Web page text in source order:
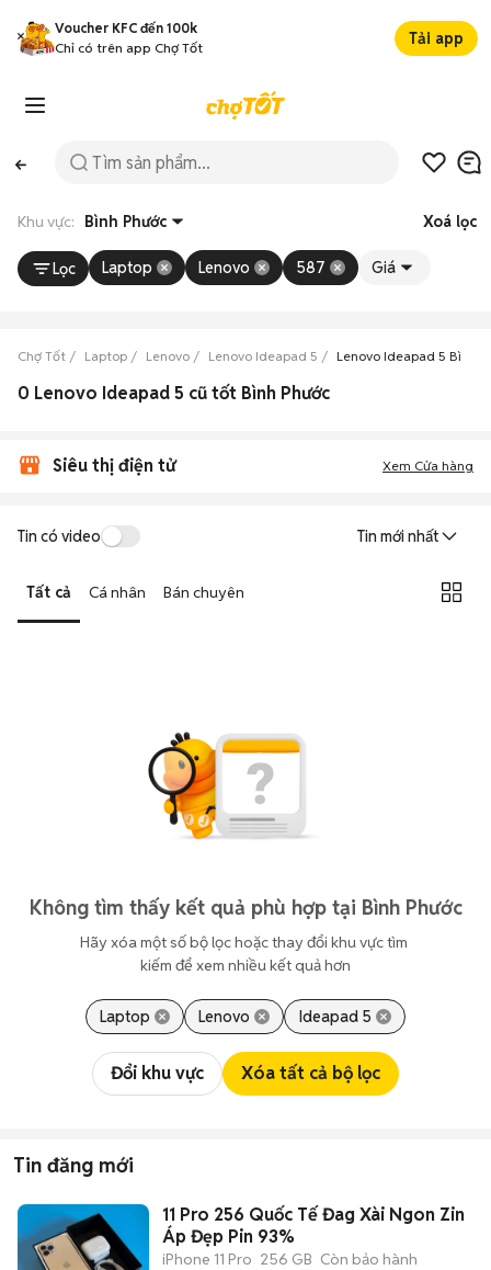
Voucher KFC đến 100k
Chỉ có trên app Chợ Tốt
Tải app
Khu vực: Bình Phước Xoá lọc
Lọc Laptop Lenovo 587 Giá
Chợ Tốt Laptop Lenovo Lenovo Ideapad 5 Lenovo Ideapad 5 Bình
0 Lenovo Ideapad 5 cũ tốt Bình Phước
Siêu thị điện tử Xem Cửa hàng
Tin có video Tin mới nhất
Tất cả Cá nhân Bán chuyên
Không tìm thấy kết quả phù hợp tại Bình Phước
Hãy xóa một số bộ lọc hoặc thay đổi khu vực tìm
kiếm để xem nhiều kết quả hơn
Laptop Lenovo Ideapad 5
Đổi khu vực Xóa tất cả bộ lọc
Tin đăng mới
11 Pro 256 Quốc Tế Đag Xài Ngon Zin
Áp Đẹp Pin 93%
iPhone 11 Pro 256 GB Còn bảo hành